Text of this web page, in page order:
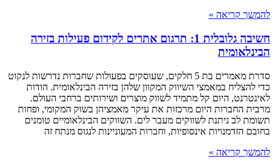
להמשך קריאה »
חשיבה גלובלית 1: תרגום אתרים לקידום פעילות בזירה
הבינלאומית
סדרת מאמרים בת 5 חלקים, שעוסקים בפעולות שחברות נדרשות לנקוט
כדי להצליח במאמצי השיווק המקוון שלהן בזירה הבינלאומית. הודות
לאינטרנט, היום קל מתמיד לשווק מוצרים ושירותים ברחבי העולם.
מרבית החברות היום מרכזות את עיקר מאמציהן בשוק המקומי, ופחות
תשומת לב ניתנת לשווקים מעבר לים. השווקים הבינלאומיים טומנים
בחובם הזדמנויות אינסופיות, וחברות המעוניינות לנגוס מנתח זה
להמשך קריאה »